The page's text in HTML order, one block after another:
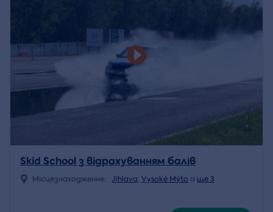
Skid School з відрахуванням балів
Місцезнаходження: Jihlava, Vysoké Mýto a ще 3